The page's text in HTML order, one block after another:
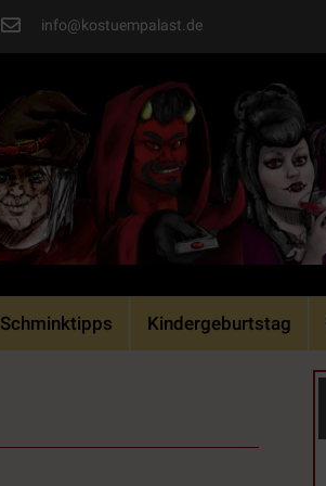
info@kostuempalast.de
Schminktipps Kindergeburtstag